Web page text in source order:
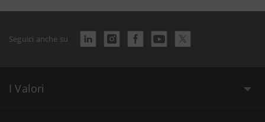
Seguici anche su
I Valori